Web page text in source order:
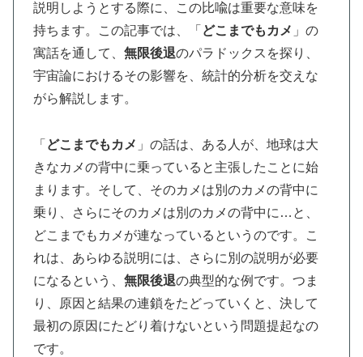
説明しようとする際に、この比喩は重要な意味を
持ちます。この記事では、「 どこまでもカメ 」の
寓話を通して、 無限後退のパラドックスを探り、
宇宙論におけるその影響を、統計的分析を交えな
がら解説します。
「 どこまでもカメ 」の話は、ある人が、地球は大
きなカメの背中に乗っていると主張したことに始
まります。そして、そのカメは別のカメの背中に
乗り、さらにそのカメは別のカメの背中に…と、
どこまでもカメが連なっているというのです。こ
れは、あらゆる説明には、さらに別の説明が必要
になるという、 無限後退の典型的な例です。つま
り、原因と結果の連鎖をたどっていくと、決して
最初の原因にたどり着けないという問題提起なの
です。